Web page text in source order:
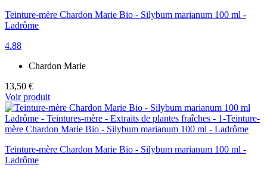
Teinture-mère Chardon Marie Bio - Silybum marianum 100 ml -
Ladrôme
4.88
Chardon Marie
13,50 €
Voir produit
Teinture-mère Chardon Marie Bio - Silybum marianum 100 ml -
Ladrôme